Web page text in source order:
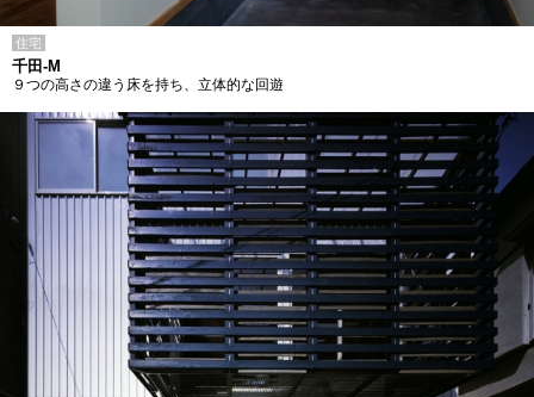
住宅
千田-M
９つの高さの違う床を持ち、立体的な回遊